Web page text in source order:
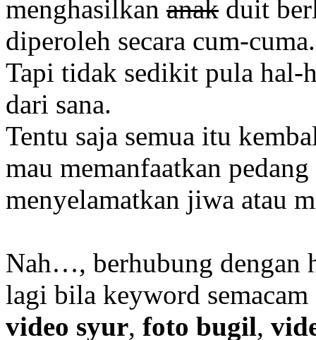
menghasilkan anak duit
diperoleh secara cum-cuma.
Tapi tidak sedikit pula hal-
dari sana.
Tentu saja semua itu
mau memanfaatkan
menyelamatkan jiwa atau
Nah…, berhubung dengan
lagi bila keyword semacam
video syur, foto bugil,